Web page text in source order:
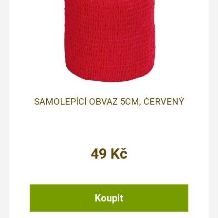
SAMOLEPÍCÍ OBVAZ 5CM, ČERVENÝ
49 Kč